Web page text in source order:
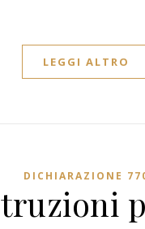
LEGGI ALTRO
DICHIARAZIONE